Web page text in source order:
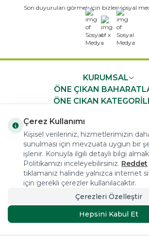
Son duyuruları görmek için bizleri sosyal
x
KURUMSAL
ÖNE ÇIKAN
ÖNE ÇIKAN
HIZLI ERİŞİM
COPYRIGHT © 2023 arifoglu.com ALL
Tasarım ve Reklam Danışmanlığı
Çerez Kullanımı
Kişisel verileriniz, hizmetlerimizin
sunulması için mevzuata uygun bir
işlenir. Konuyla ilgili detaylı bilgi
Politikamızı inceleyebilirsiniz. Reddet
tıklamanız halinde yalnızca internet
için gerekli çerezler kullanılacaktır.
Çerezleri Özelleştir
Hepsini Kabul Et